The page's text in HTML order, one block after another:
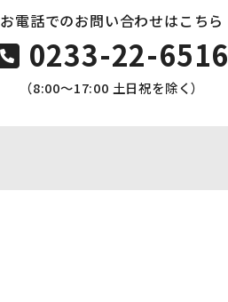
お電話でのお問い合わせはこちら
0233-22-6516
（8:00〜17:00 土日祝を除く）